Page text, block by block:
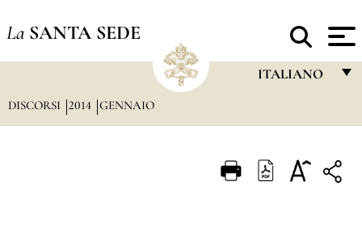
La SANTA SEDE
ITALIANO
ITALIANO
DISCORSI 2014 GENNAIO